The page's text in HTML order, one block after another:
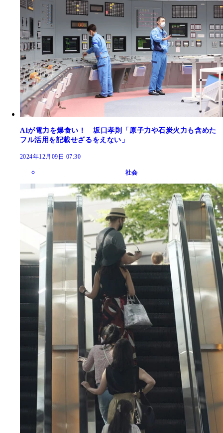
AIが電力を爆食い！ 坂口孝則「原子力や石炭火力も含めた
フル活用を記載せざるをえない」
2024年12月09日 07:30
社会